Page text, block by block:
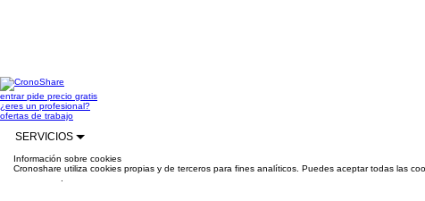
entrarpide precio gratis
¿eres un profesional?
ofertas de trabajo
SERVICIOS
Información sobre cookies
Cronoshare utiliza cookies propias y de terceros para fines analíticos. Puedes aceptar todas las